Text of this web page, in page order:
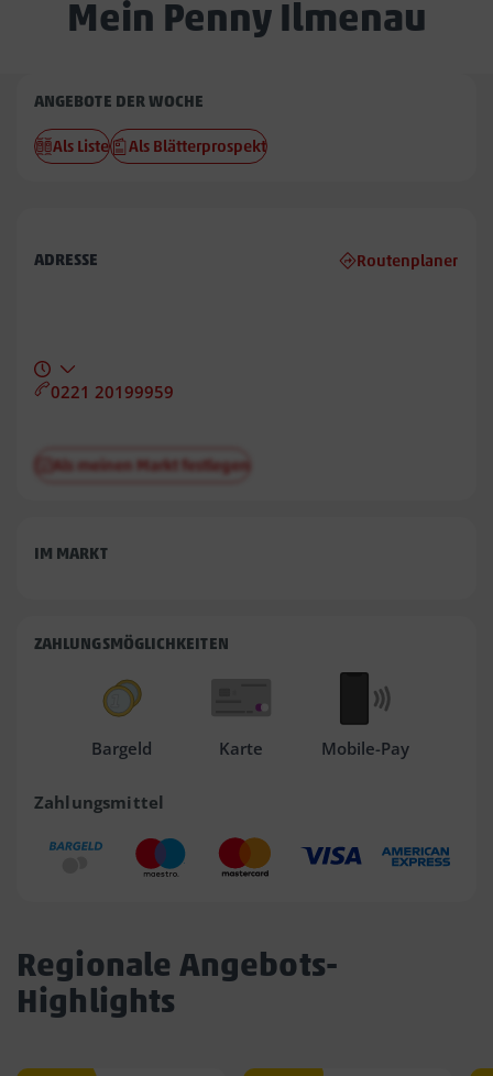
Mein Penny Ilmenau
Penny
Ilmenau
ANGEBOTE DER WOCHE
Als Liste Als Blätterprospekt
ADRESSE Routenplaner
0221 20199959
Als meinen Markt festlegen
IM MARKT
ZAHLUNGSMÖGLICHKEITEN
Bargeld Karte Mobile-Pay
Zahlungsmittel
Regionale Angebots-
Highlights